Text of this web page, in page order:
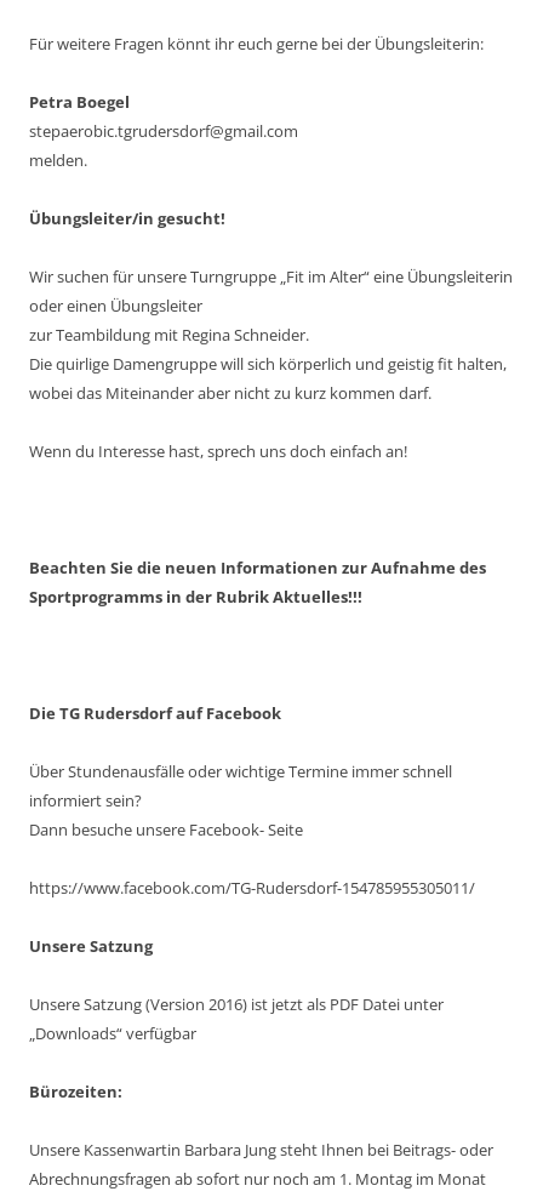
Für weitere Fragen könnt ihr euch gerne bei der Übungsleiterin:
Petra Boegel
stepaerobic.tgrudersdorf@gmail.com
melden.
Übungsleiter/in gesucht!
Wir suchen für unsere Turngruppe „Fit im Alter“ eine Übungsleiterin
oder einen Übungsleiter
zur Teambildung mit Regina Schneider.
Die quirlige Damengruppe will sich körperlich und geistig fit halten,
wobei das Miteinander aber nicht zu kurz kommen darf.
Wenn du Interesse hast, sprech uns doch einfach an!
Beachten Sie die neuen Informationen zur Aufnahme des
Sportprogramms in der Rubrik Aktuelles!!!
Die TG Rudersdorf auf Facebook
Über Stundenausfälle oder wichtige Termine immer schnell
informiert sein?
Dann besuche unsere Facebook- Seite
https://www.facebook.com/TG-Rudersdorf-154785955305011/
Unsere Satzung
Unsere Satzung (Version 2016) ist jetzt als PDF Datei unter
„Downloads“ verfügbar
Bürozeiten:
Unsere Kassenwartin Barbara Jung steht Ihnen bei Beitrags- oder
Abrechnungsfragen ab sofort nur noch am 1. Montag im Monat